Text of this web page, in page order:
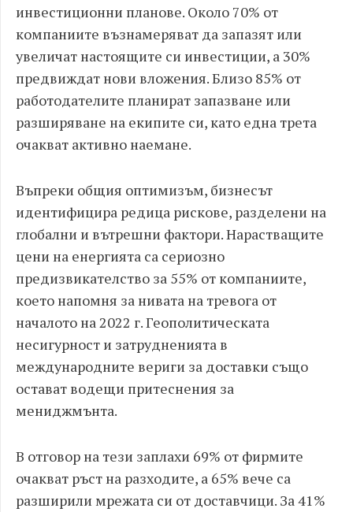
инвестиционни планове. Около 70% от
компаниите възнамеряват да запазят или
увеличат настоящите си инвестиции, а 30%
предвиждат нови вложения. Близо 85% от
работодателите планират запазване или
разширяване на екипите си, като една трета
очакват активно наемане.
Въпреки общия оптимизъм, бизнесът
идентифицира редица рискове, разделени на
глобални и вътрешни фактори. Нарастващите
цени на енергията са сериозно
предизвикателство за 55% от компаниите,
което напомня за нивата на тревога от
началото на 2022 г. Геополитическата
несигурност и затрудненията в
международните вериги за доставки също
остават водещи притеснения за
мениджмънта.
В отговор на тези заплахи 69% от фирмите
очакват ръст на разходите, а 65% вече са
разширили мрежата си от доставчици. За 41%